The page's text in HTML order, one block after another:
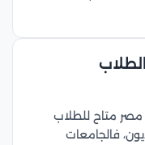
مصر متاح للطلاب
فالجامعات